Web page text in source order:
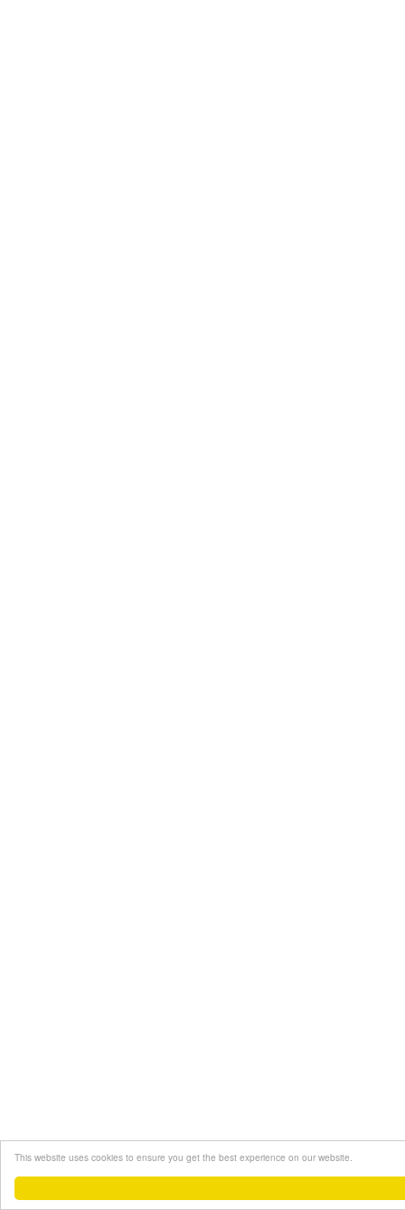
This website uses cookies to ensure you get the best experience on our website.